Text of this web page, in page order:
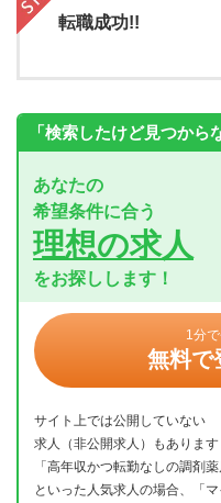
転職成功!!
「検索したけど見つから
あなたの
希望条件に合う
理想の求人
をお探しします！
1分
無料で
サイト上では公開していない
求人（非公開求人）もあります
「高年収かつ転勤なしの調剤
といった人気求人の場合、「